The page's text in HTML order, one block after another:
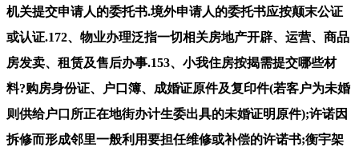
机关提交申请人的委托书.境外申请人的委托书应按颠末公证
或认证.172、物业办理泛指一切相关房地产开辟、运营、商品
房发卖、租赁及售后办事.153、小我住房按揭需提交哪些材
料?购房身份证、户口簿、成婚证原件及复印件(若客户为未婚
则供给户口所正在地街办计生委出具的未婚证明原件);许诺因
拆修而形成邻里一般利用要担任维修或补偿的许诺书;衡宇架